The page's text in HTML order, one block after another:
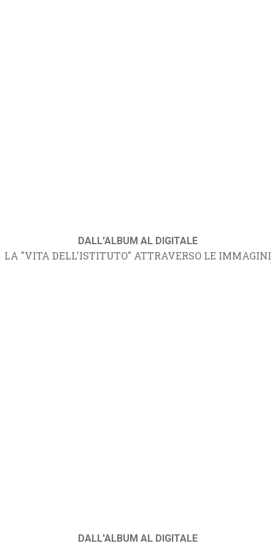
DALL'ALBUM AL DIGITALE
LA "VITA DELL'ISTITUTO" ATTRAVERSO LE IMMAGINI
DALL'ALBUM AL DIGITALE